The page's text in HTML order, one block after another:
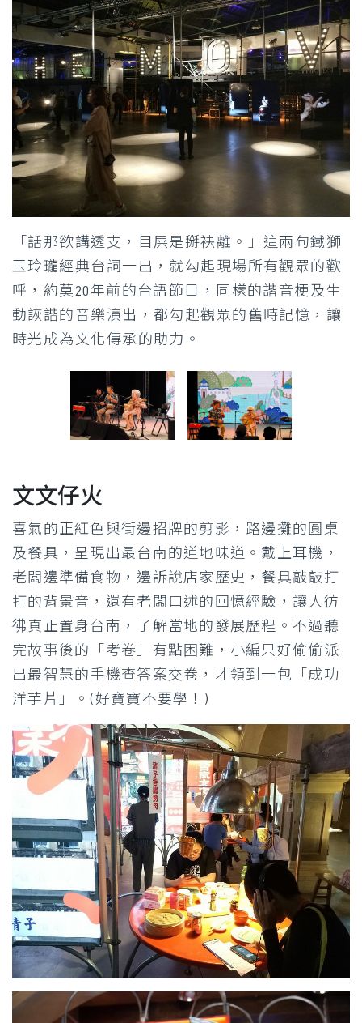
「話那欲講透支，目屎是掰袂離。」這兩句鐵獅
玉玲瓏經典台詞一出，就勾起現場所有觀眾的歡
呼，約莫20年前的台語節目，同樣的諧音梗及生
動詼諧的音樂演出，都勾起觀眾的舊時記憶，讓
時光成為文化傳承的助力。
文文仔火
喜氣的正紅色與街邊招牌的剪影，路邊攤的圓桌
及餐具，呈現出最台南的道地味道。戴上耳機，
老闆邊準備食物，邊訴說店家歷史，餐具敲敲打
打的背景音，還有老闆口述的回憶經驗，讓人彷
彿真正置身台南，了解當地的發展歷程。不過聽
完故事後的「考卷」有點困難，小編只好偷偷派
出最智慧的手機查答案交卷，才領到一包「成功
洋芋片」。(好寶寶不要學！)